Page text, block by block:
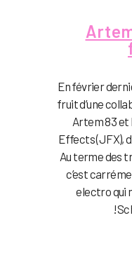
En février
fruit d’une
Artem 83 et
Effects (JFX),
Au terme des
c’est
electro qui